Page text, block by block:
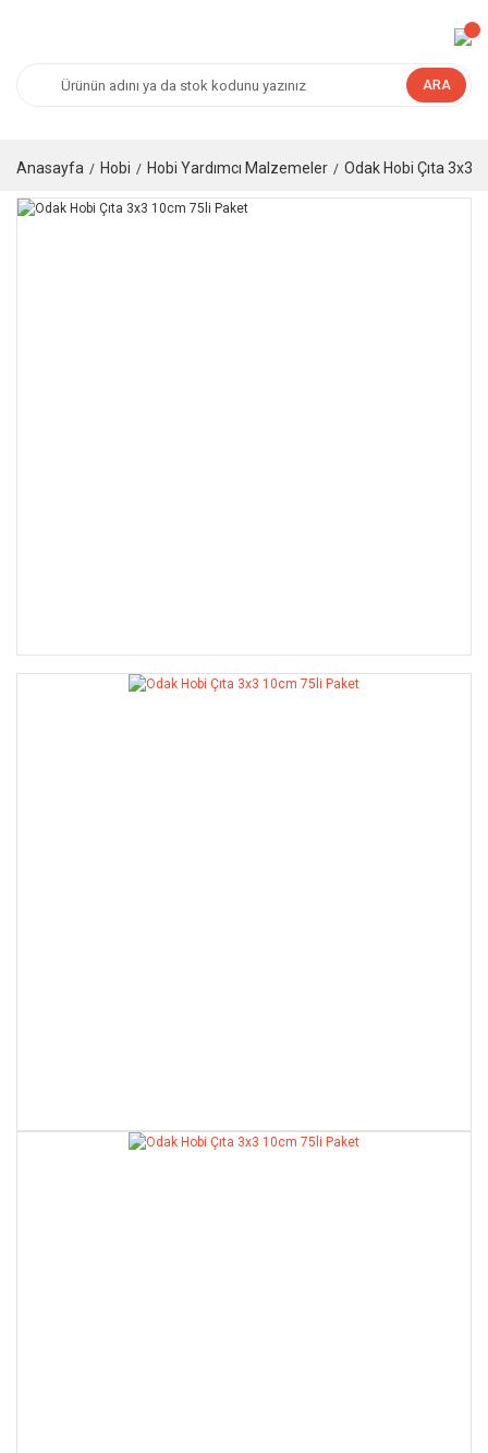
ARA
Anasayfa Hobi Hobi Yardımcı Malzemeler Odak Hobi Çıta 3x3